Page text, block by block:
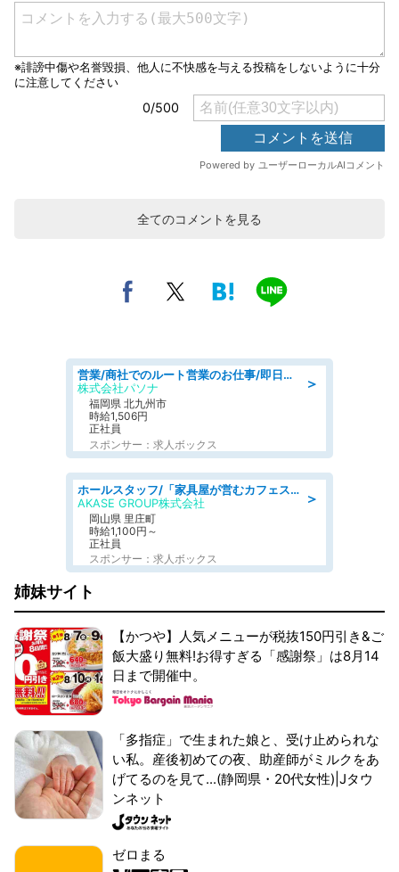
全てのコメントを見る
＞
営業/商社でのルート営業のお仕事/即日勤務可/車通勤可/営業
株式会社パソナ
福岡県 北九州市
時給1,506円
正社員
スポンサー：求人ボックス
＞
ホールスタッフ/「家具屋が営むカフェスタッフ!」週2日～OK!嬉しいまかない付き/岡山県/浅口郡里庄町
AKASE GROUP株式会社
岡山県 里庄町
時給1,100円～
正社員
スポンサー：求人ボックス
姉妹サイト
【かつや】人気メニューが税抜150円引き&ご
飯大盛り無料!お得すぎる「感謝祭」は8月14
日まで開催中。
「多指症」で生まれた娘と、受け止められな
い私。産後初めての夜、助産師がミルクをあ
げてるのを見て...(静岡県・20代女性)|Jタウ
ンネット
ゼロまる